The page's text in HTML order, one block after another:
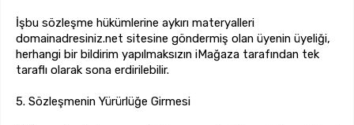
İşbu sözleşme hükümlerine aykırı materyalleri
domainadresiniz.net sitesine göndermiş olan üyenin üyeliği,
herhangi bir bildirim yapılmaksızın iMağaza tarafından tek
taraflı olarak sona erdirilebilir.
5. Sözleşmenin Yürürlüğe Girmesi